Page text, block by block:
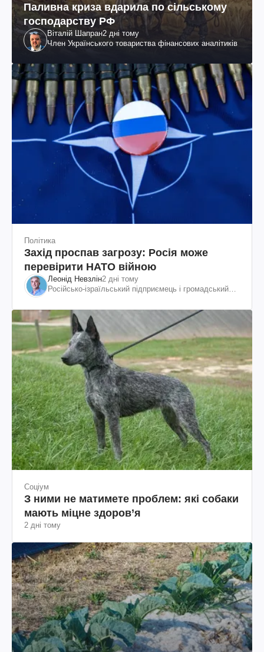
Паливна криза вдарила по сільському
господарству РФ
Віталій Шапран2 дні тому
Член Українського товариства фінансових аналітиків
Політика
Захід проспав загрозу: Росія може
перевірити НАТО війною
Леонід Невзлін2 дні тому
Російсько-ізраїльський підприємець і громадський
Соціум
З ними не матимете проблем: які собаки
мають міцне здоров’я
2 дні тому